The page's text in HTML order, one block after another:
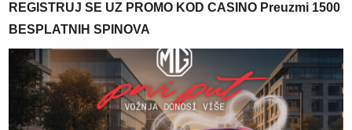
REGISTRUJ SE UZ PROMO KOD CASINO Preuzmi 1500
BESPLATNIH SPINOVA